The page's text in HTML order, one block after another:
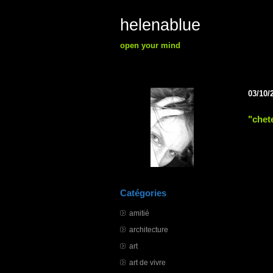
helenablue
open your mind
Catégories
amitié
architecture
art
art de vivre
03/10/